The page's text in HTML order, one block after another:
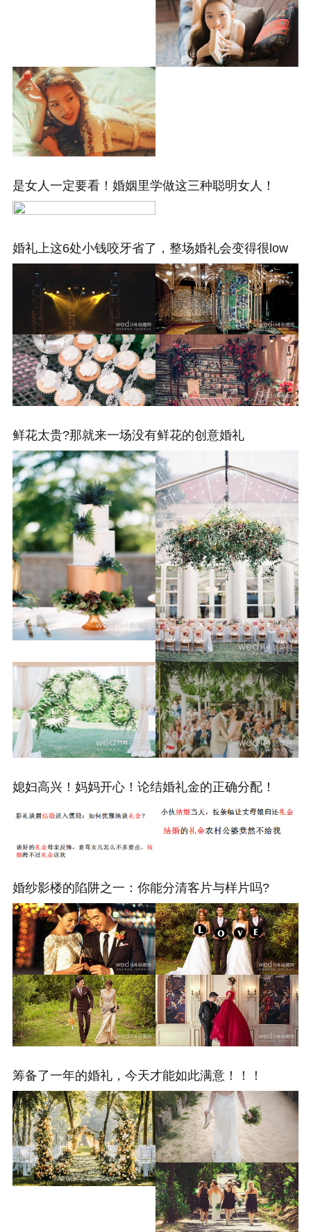
是女人一定要看！婚姻里学做这三种聪明女人！
婚礼上这6处小钱咬牙省了，整场婚礼会变得很low
鲜花太贵?那就来一场没有鲜花的创意婚礼
媳妇高兴！妈妈开心！论结婚礼金的正确分配！
婚纱影楼的陷阱之一：你能分清客片与样片吗?
筹备了一年的婚礼，今天才能如此满意！！！